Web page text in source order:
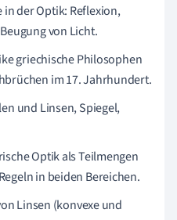
der Optik: Reflexion,
von Licht.
griechische Philosophen
im 17. Jahrhundert.
und Linsen, Spiegel,
Optik als Teilmengen
in beiden Bereichen.
Linsen (konvexe und